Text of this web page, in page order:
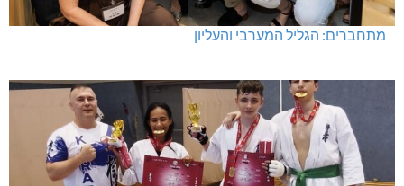
מתחברים: הגליל המערבי והעליון